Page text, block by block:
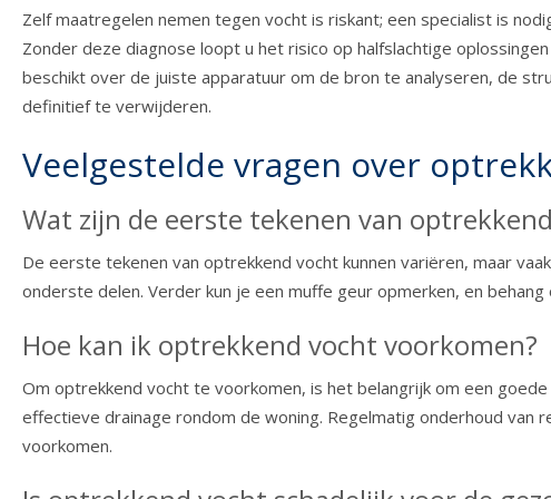
Zelf maatregelen nemen tegen vocht is riskant; een specialist is
Zonder deze diagnose loopt u het risico op halfslachtige
beschikt over de juiste apparatuur om de bron te analyseren, de
definitief te verwijderen.
Veelgestelde vragen over
Wat zijn de eerste tekenen van
De eerste tekenen van optrekkend vocht kunnen variëren, maar
onderste delen. Verder kun je een muffe geur opmerken, en
Hoe kan ik optrekkend vocht voorkomen?
Om optrekkend vocht te voorkomen, is het belangrijk om een
effectieve drainage rondom de woning. Regelmatig onderhoud
voorkomen.